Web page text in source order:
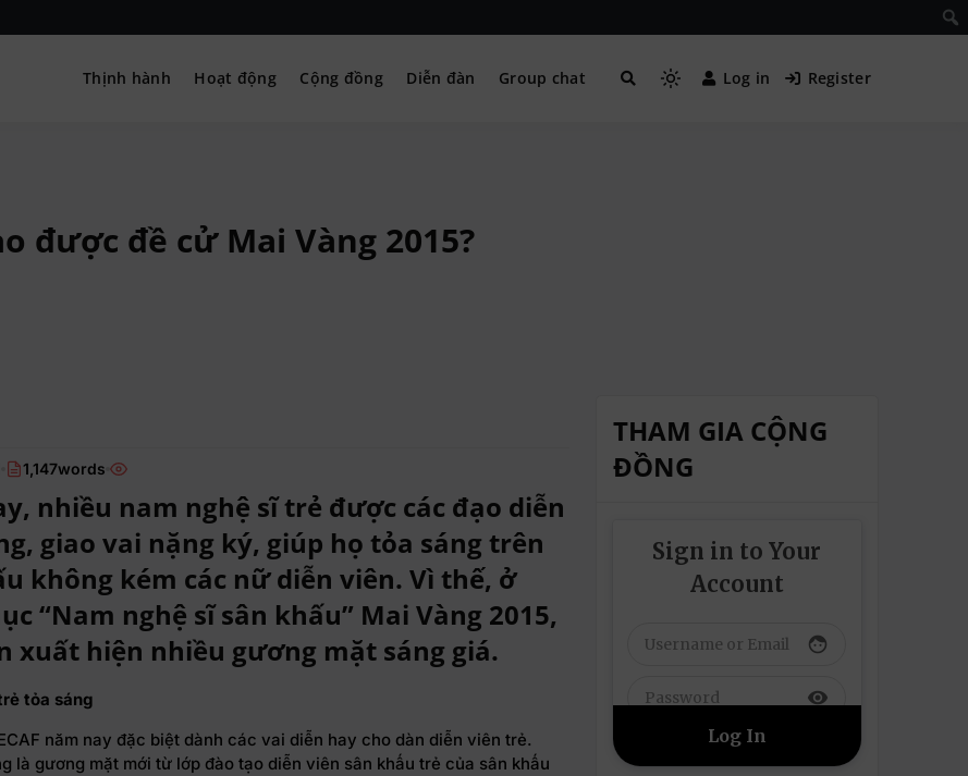
nghiệpThịnh hành Hoạt động Cộng đồng Diễn đàn Group chat Log in Register
được đề cử Mai Vàng 2015?
1,147words
nhiều nam nghệ sĩ trẻ được các đạo diễn
giao vai nặng ký, giúp họ tỏa sáng trên
không kém các nữ diễn viên. Vì thế, ở
“Nam nghệ sĩ sân khấu” Mai Vàng 2015,
xuất hiện nhiều gương mặt sáng giá.
tỏa sáng
năm nay đặc biệt dành các vai diễn hay cho dàn diễn viên trẻ.
là gương mặt mới từ lớp đào tạo diễn viên sân khấu trẻ của sân khấu
THAM GIA CỘNG
ĐỒNG
Sign in to Your
Account
face
visibility